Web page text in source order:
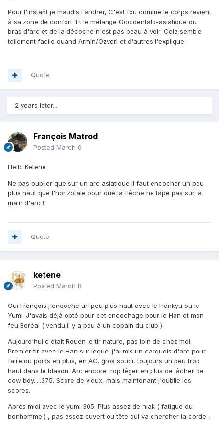
Pour l'instant je maudis l'archer, C'est fou comme le corps revient
à sa zone de confort. Et le mélange Occidentalo-asiatique du
bras d'arc et de la décoche n'est pas beau à voir. Cela semble
tellement facile quand Armin/Ozveri et d'autres l'explique.
Quote
2 years later...
François Matrod
Posted March 6
Hello Ketene
Ne pas oublier que sur un arc asiatique il faut encocher un peu
plus haut que l'horizotale pour que la flèche ne tape pas sur la
main d'arc !
Quote
ketene
Posted March 8
Oui François j'encoche un peu plus haut avec le Hankyu ou le
Yumi. J'avais déjà opté pour cet encochage pour le Han et mon
feu Boréal ( vendu il y a peu à un copain du club ).
Aujourd'hui c'était Rouen le tir nature, pas loin de chez moi.
Premier tir avec le Han sur lequel j'ai mis un carquois d'arc pour
faire du poids en plus, en AC. gros souci, toujours un peu trop
haut dans le blason. Arc encore trop léger en plus de lâcher de
cow boy.....375. Score de vieux, mais maintenant j'oublie les
scores.
Aprés midi avec le yumi 305. Plus assez de niak ( fatigue du
bonhomme ) , pas assez ouvert ou tête qui va chercher la corde ,